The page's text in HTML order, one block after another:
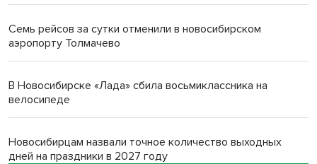
Семь рейсов за сутки отменили в новосибирском
аэропорту Толмачево
В Новосибирске «Лада» сбила восьмиклассника на
велосипеде
Новосибирцам назвали точное количество выходных
дней на праздники в 2027 году